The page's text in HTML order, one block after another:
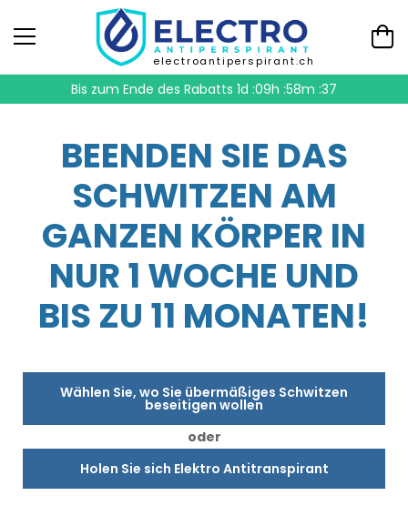
electroantiperspirant.ch
Bis zum Ende des Rabatts 1d :09h :58m :36
BEENDEN SIE DAS
SCHWITZEN AM
GANZEN KÖRPER IN
NUR 1 WOCHE UND
BIS ZU 11 MONATEN!
Wählen Sie, wo Sie übermäßiges Schwitzen
beseitigen wollen
oder
Holen Sie sich Elektro Antitranspirant